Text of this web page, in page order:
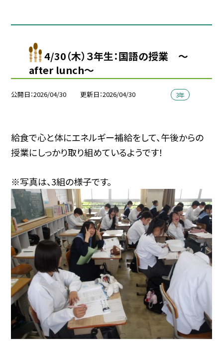
4/30（木）３年生：国語の授業 〜
after lunch～
公開日 2026/04/30 更新日 2026/04/30 3年
給食で心と体にエネルギー補給をして、午後からの
授業にしっかり取り組めているようです！
※写真は、3組の様子です。